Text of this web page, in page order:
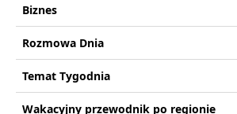
Biznes
Rozmowa Dnia
Temat Tygodnia
Wakacyjny przewodnik po regionie